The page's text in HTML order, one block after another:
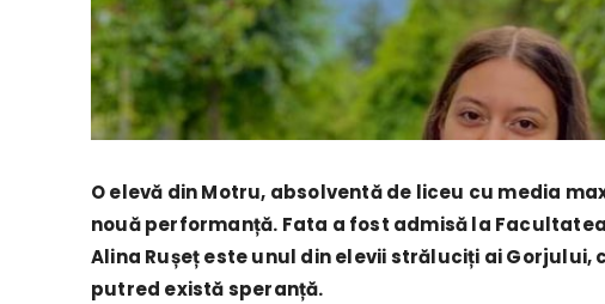
O elevă din Motru, absolventă de liceu cu media
nouă performanță. Fata a fost admisă la
Alina Rușeț este unul din elevii străluciți ai
putred există speranță.